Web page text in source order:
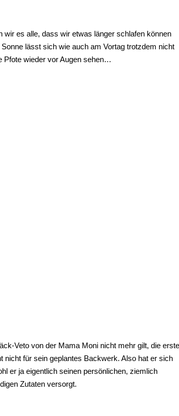
es alle, dass wir etwas länger schlafen können
lässt sich wie auch am Vortag trotzdem nicht
Pfote wieder vor Augen sehen…
Veto von der Mama Moni nicht mehr gilt, die erste
nicht für sein geplantes Backwerk. Also hat er sich
er ja eigentlich seinen persönlichen, ziemlich
Zutaten versorgt.